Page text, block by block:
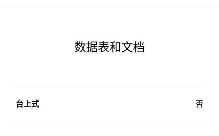
数据表和文档
台上式 否